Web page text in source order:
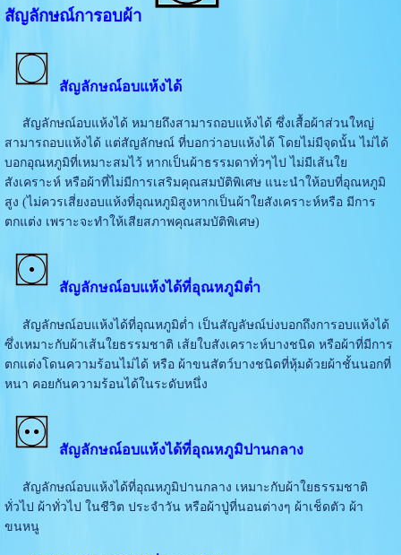
สัญลักษณ์การอบผ้า
สัญลักษณ์อบแห้งได้
สัญลักษณ์อบแห้งได้ หมายถึงสามารถอบแห้งได้ ซึ่งเสื้อผ้าส่วนใหญ่
สามารถอบแห้งได้ แต่สัญลักษณ์ ที่บอกว่าอบแห้งได้ โดยไม่มีจุดนั้น ไม่ได้
บอกอุณหภูมิที่เหมาะสมไว้ หากเป็นผ้าธรรมดาทั่วๆไป ไม่มีเส้นใย
สังเคราะห์ หรือผ้าที่ไม่มีการเสริมคุณสมบัติพิเศษ แนะนำให้อบที่อุณหภูมิ
สูง (ไม่ควรเสี่ยงอบแห้งที่อุณหภูมิสูงหากเป็นผ้าใยสังเคราะห์หรือ มีการ
ตกแต่ง เพราะจะทำให้เสียสภาพคุณสมบัติพิเศษ)
สัญลักษณ์อบแห้งได้ที่อุณหภูมิต่ำ
สัญลักษณ์อบแห้งได้ที่อุณหภูมิต่ำ เป็นสัญลัษณ์บ่งบอกถึงการอบแห้งได้
ซึ่งเหมาะกับผ้าเส้นใยธรรมชาติ เส้ยใบสังเคราะห์บางชนิด หรือผ้าที่มีการ
ตกแต่งโดนความร้อนไม่ได้ หรือ ผ้าขนสัตว์บางชนิดที่หุ้มด้วยผ้าชั้นนอกที่
หนา คอยกันความร้อนได้ในระดับหนึ่ง
สัญลักษณ์อบแห้งได้ที่อุณหภูมิปานกลาง
สัญลักษณ์อบแห้งได้ที่อุณหภูมิปานกลาง เหมาะกับผ้าใยธรรมชาติ
ทั่วไป ผ้าทั่วไป ในชีวิต ประจำวัน หรือผ้าปู่ที่นอนต่างๆ ผ้าเช็ดตัว ผ้า
ขนหนู